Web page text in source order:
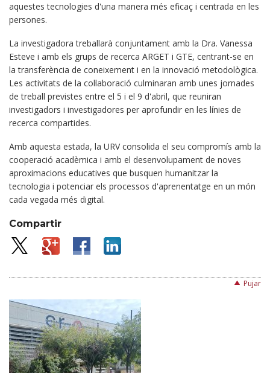
aquestes tecnologies d'una manera més eficaç i centrada en les
persones.
La investigadora treballarà conjuntament amb la Dra. Vanessa
Esteve i amb els grups de recerca ARGET i GTE, centrant-se en
la transferència de coneixement i en la innovació metodològica.
Les activitats de la col·laboració culminaran amb unes jornades
de treball previstes entre el 5 i el 9 d'abril, que reuniran
investigadors i investigadores per aprofundir en les línies de
recerca compartides.
Amb aquesta estada, la URV consolida el seu compromís amb la
cooperació acadèmica i amb el desenvolupament de noves
aproximacions educatives que busquen humanitzar la
tecnologia i potenciar els processos d'aprenentatge en un món
cada vegada més digital.
Compartir
Pujar